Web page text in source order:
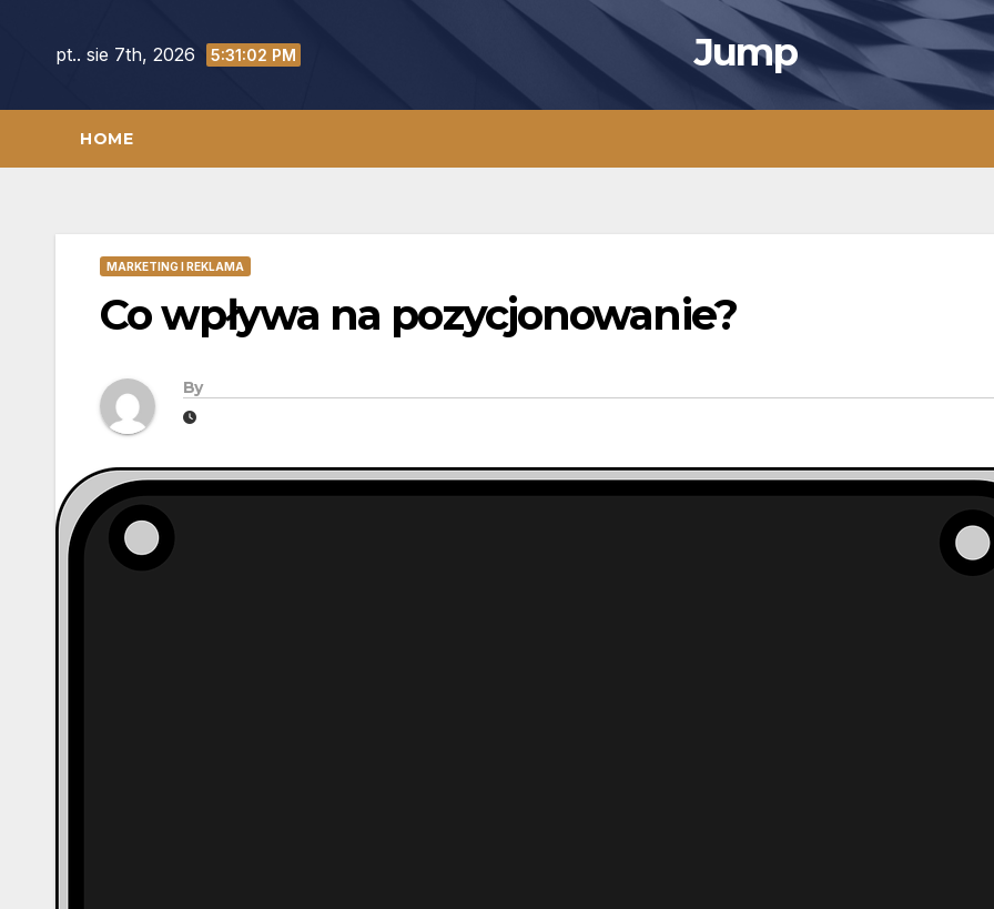
pt.. sie 7th, 2026 5:31:03 PM Jump
HOME
MARKETING I REKLAMA
Co wpływa na pozycjonowanie?
By